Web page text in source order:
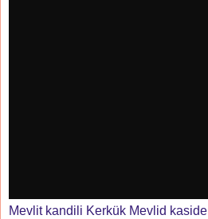
Mevlit kandili Kerkük Mevlid kaside